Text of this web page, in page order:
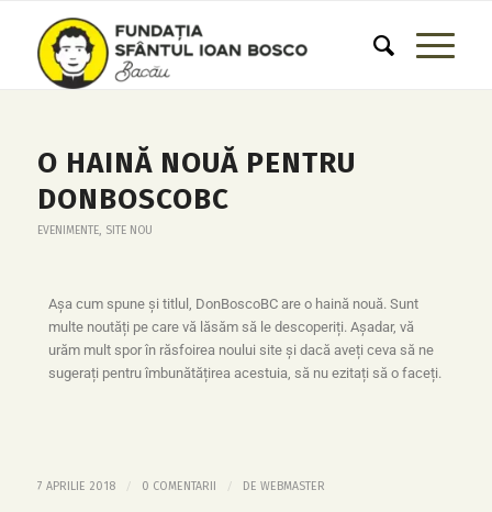
O HAINĂ NOUĂ PENTRU
DONBOSCOBC
EVENIMENTE, SITE NOU
Așa cum spune și titlul, DonBoscoBC are o haină nouă. Sunt
multe noutăți pe care vă lăsăm să le descoperiți. Așadar, vă
urăm mult spor în răsfoirea noului site și dacă aveți ceva să ne
sugerați pentru îmbunătățirea acestuia, să nu ezitați să o faceți.
7 APRILIE 2018 / 0 COMENTARII / DE WEBMASTER